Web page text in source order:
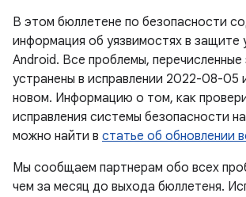
В этом бюллетене по безопасности
информация об уязвимостях в защите
Android. Все проблемы, перечисленные
устранены в исправлении 2022-08-05
новом. Информацию о том, как
исправления системы безопасности
можно найти в статье об обновлении
Мы сообщаем партнерам обо всех
чем за месяц до выхода бюллетеня.